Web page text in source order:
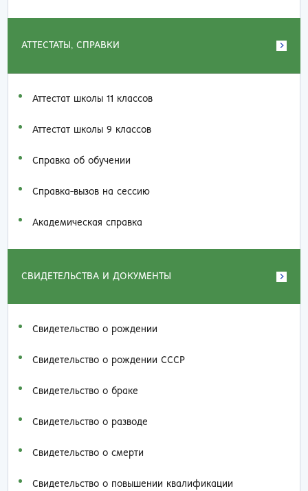
АТТЕСТАТЫ, СПРАВКИ
Аттестат школы 11 классов
Аттестат школы 9 классов
Справка об обучении
Справка-вызов на сессию
Академическая справка
СВИДЕТЕЛЬСТВА И ДОКУМЕНТЫ
Свидетельство о рождении
Свидетельство о рождении СССР
Свидетельство о браке
Свидетельство о разводе
Свидетельство о смерти
Свидетельство о повышении квалификации